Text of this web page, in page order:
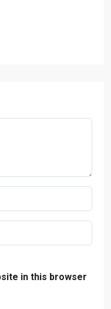
in this browser